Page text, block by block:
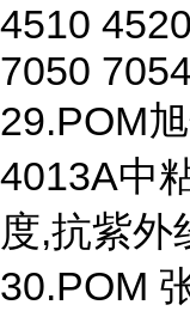
4510
7050
29.POM
4013A中
度,抗紫外
30.POM